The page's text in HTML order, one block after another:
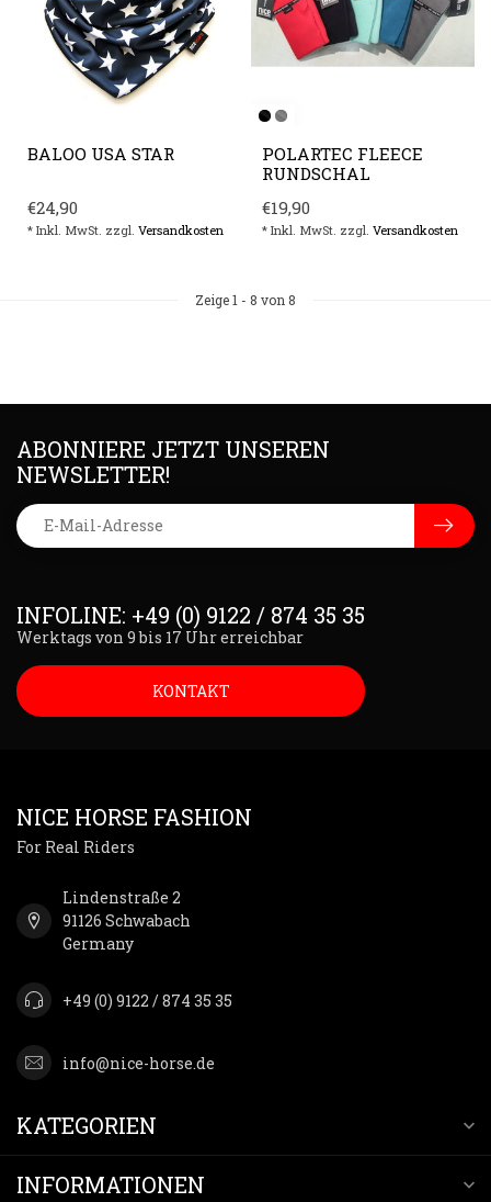
BALOO USA STAR
€24,90
* Inkl. MwSt. zzgl. Versandkosten
POLARTEC FLEECE
RUNDSCHAL
€19,90
* Inkl. MwSt. zzgl. Versandkosten
Zeige1 - 8 von 8
INFOLINE: +49 (0) 9122 / 874 35 35
Werktags von 9 bis 17 Uhr erreichbar
KONTAKT
ABONNIERE JETZT UNSEREN
NEWSLETTER!
NICE HORSE FASHION
For Real Riders
Lindenstraße 2
91126 Schwabach
Germany
+49 (0) 9122 / 874 35 35
info@nice-horse.de
KATEGORIEN
INFORMATIONEN